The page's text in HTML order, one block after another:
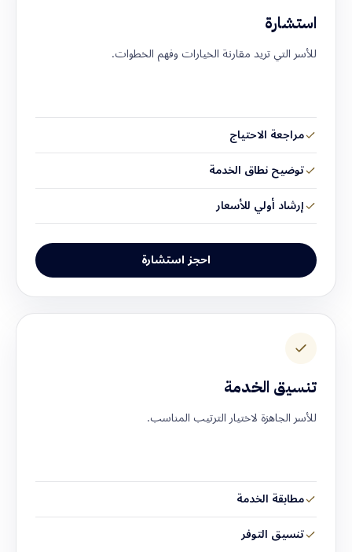
استشارة
للأسر التي تريد مقارنة الخيارات وفهم الخطوات.
مراجعة الاحتياج
توضيح نطاق الخدمة
إرشاد أولي للأسعار
احجز استشارة
تنسيق الخدمة
للأسر الجاهزة لاختيار الترتيب المناسب.
مطابقة الخدمة
تنسيق التوفر